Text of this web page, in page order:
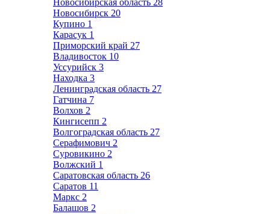
Новосибирская область 28
Новосибирск 20
Купино 1
Карасук 1
Приморский край 27
Владивосток 10
Уссурийск 3
Находка 3
Ленинградская область 27
Гатчина 7
Волхов 2
Кингисепп 2
Волгоградская область 27
Серафимович 2
Суровикино 2
Волжский 1
Саратовская область 26
Саратов 11
Маркс 2
Балашов 2